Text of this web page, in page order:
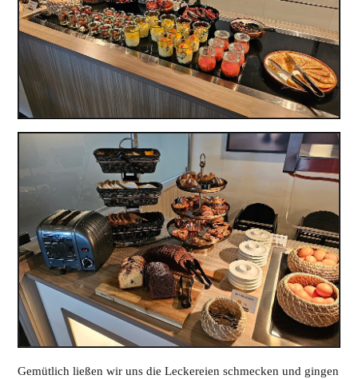
Gemütlich ließen wir uns die Leckereien schmecken und gingen